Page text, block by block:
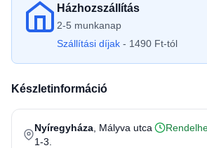
Házhozszállítás
2-5 munkanap
Szállítási díjak - 1490 Ft-tól
Készletinformáció
Nyíregyháza , Mályva utca
1-3.